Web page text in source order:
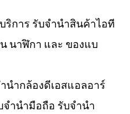
ริการ รับจำนำสินค้าไอที
นาฬิกา และ ของแบ
นำกล้องดีเอสแอลอาร์
ำนำมือถือ รับจำนำ